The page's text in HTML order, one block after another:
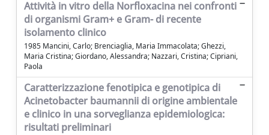
Attività in vitro della Norfloxacina nei confronti
di organismi Gram+ e Gram- di recente
isolamento clinico
1985 Mancini, Carlo; Brenciaglia, Maria Immacolata; Ghezzi,
Maria Cristina; Giordano, Alessandra; Nazzari, Cristina; Cipriani,
Paola
Caratterizzazione fenotipica e genotipica di
Acinetobacter baumannii di origine ambientale
e clinico in una sorveglianza epidemiologica:
risultati preliminari